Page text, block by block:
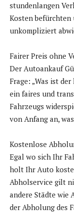
stundenlangen
Kosten befürchten
unkompliziert
Fairer Preis ohne
Der Autoankauf
Frage: „Was ist
ein faires und
Fahrzeugs
von Anfang an,
Kostenlose
Egal wo sich Ihr
holt Ihr Auto
Abholservice gilt
andere Städte wie
der Abholung des